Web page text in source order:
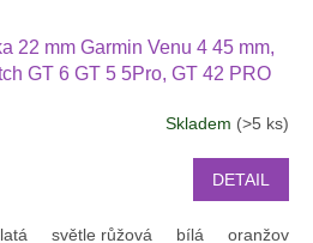
22 mm Garmin Venu 4 45 mm,
GT 6 GT 5 5Pro, GT 42 PRO
Skladem (>5 ks)
DETAIL
světle růžová bílá oranžová